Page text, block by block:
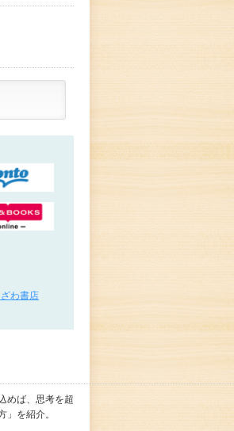
ざわ書店
めば、思考を超
を紹介。